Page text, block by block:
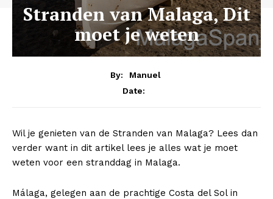
Stranden van Malaga, Dit
moet je weten
By:
Manuel
Date:
Wil je genieten van de Stranden van Malaga? Lees dan
verder want in dit artikel lees je alles wat je moet
weten voor een stranddag in Malaga.
Málaga, gelegen aan de prachtige Costa del Sol in